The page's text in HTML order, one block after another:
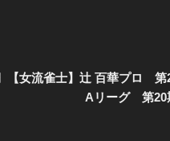
【女流雀士】辻 百華プロ 第
Aリーグ 第20